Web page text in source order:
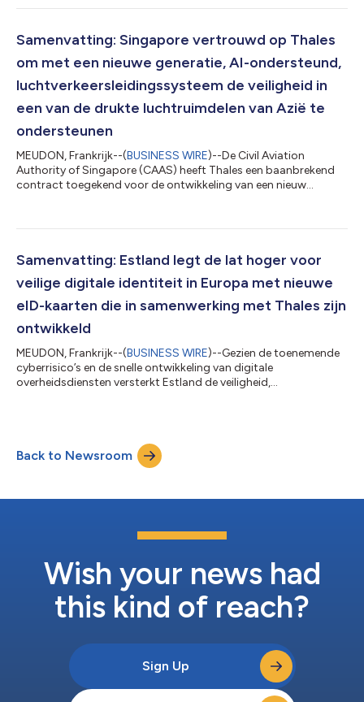
Générale de l’Armement) om twaalf Thales Ground Master 200
Deze bekendmaking is officieel geldend in de originele brontaal.
Vertalingen zijn slechts als leeshu...
Samenvatting: Singapore vertrouwd op Thales
om met een nieuwe generatie, AI-ondersteund,
luchtverkeersleidingssysteem de veiligheid in
een van de drukte luchtruimdelen van Azië te
ondersteunen
MEUDON, Frankrijk--(BUSINESS WIRE)--De Civil Aviation
Authority of Singapore (CAAS) heeft Thales een baanbrekend
contract toegekend voor de ontwikkeling van een nieuw
stap op weg naar een efficiënter, veiliger en duurzamer
in de originele brontaal. Vertalingen zijn slechts als leeshulp
bedoeld en moeten worden vergeleke...
Samenvatting: Estland legt de lat hoger voor
veilige digitale identiteit in Europa met nieuwe
eID-kaarten die in samenwerking met Thales zijn
ontwikkeld
MEUDON, Frankrijk--(BUSINESS WIRE)--Gezien de toenemende
cyberrisico’s en de snelle ontwikkeling van digitale
overheidsdiensten versterkt Estland de veiligheid,
residenten, diplomatieke identiteitskaarten en certificaten voor
personen die internationale bescherming aanvragen (AIP). Deze
bekendmaking is officieel geldend...
Back to Newsroom
Wish your news had
this kind of reach?
Sign Up